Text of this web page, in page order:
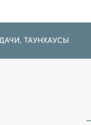
ТАУНХАУСЫ